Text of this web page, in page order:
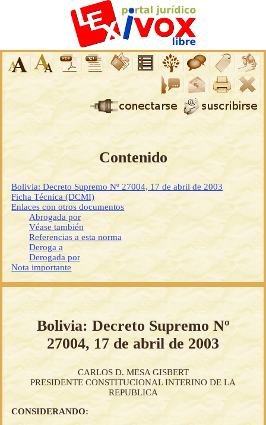
Contenido
Bolivia: Decreto Supremo Nº 27004, 17 de abril de 2003
Ficha Técnica (DCMI)
Enlaces con otros documentos
Abrogada por
Véase también
Referencias a esta norma
Deroga a
Derogada por
Nota importante
Bolivia: Decreto Supremo Nº
27004, 17 de abril de 2003
CARLOS D. MESA GISBERT
PRESIDENTE CONSTITUCIONAL INTERINO DE LA
REPUBLICA
CONSIDERANDO: